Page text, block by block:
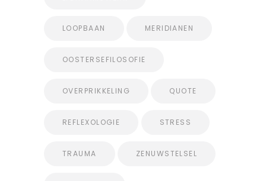
LOOPBAAN MERIDIANEN
OOSTERSEFILOSOFIE
OVERPRIKKELING QUOTE
REFLEXOLOGIE STRESS
TRAUMA ZENUWSTELSEL